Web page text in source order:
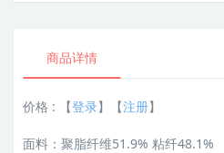
商品详情
价格 : 【登录】【注册】
面料：聚脂纤维51.9% 粘纤48.1%